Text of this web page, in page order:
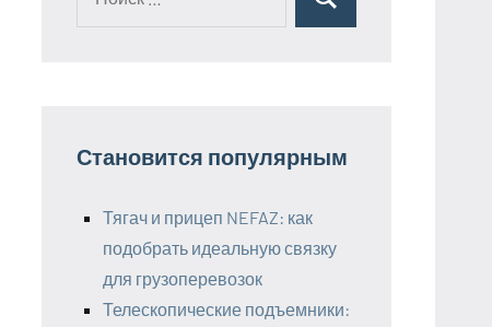
Поиск
Становится популярным
Тягач и прицеп NEFAZ: как
подобрать идеальную связку
для грузоперевозок
Телескопические подъемники: